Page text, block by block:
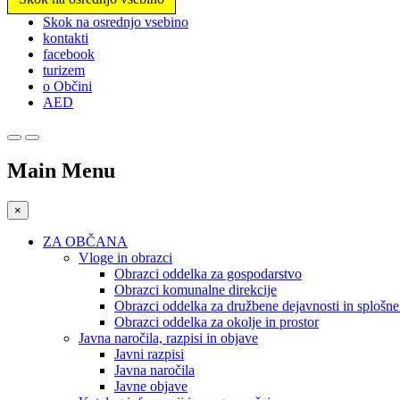
Prosimo,
upoštevajte:
spletno
mesto
vključuje
sistem
Pritisnite
F11,
prilagodite
spletno
slabovidnim,
Skok na osrednjo vsebino
kontakti
facebook
turizem
o Občini
AED
Main Menu
×
ZA OBČANA
Vloge in obrazci
Obrazci oddelka za gospodarstvo
Obrazci komunalne direkcije
Obrazci oddelka za družbene dejavnosti in
Obrazci oddelka za okolje in prostor
Javna naročila, razpisi in objave
Javni razpisi
Javna naročila
Javne objave